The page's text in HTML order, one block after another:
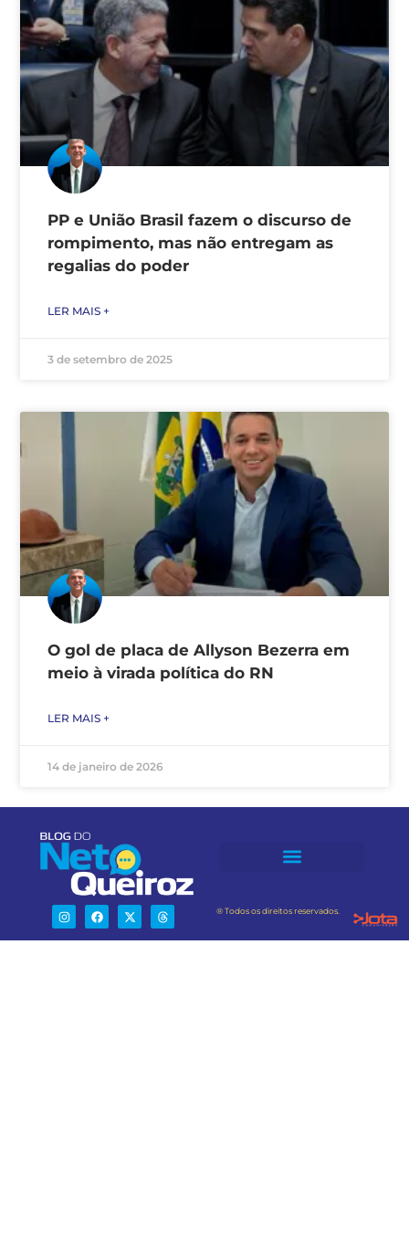
PP e União Brasil fazem o discurso de
rompimento, mas não entregam as
regalias do poder
LER MAIS +
3 de setembro de 2025
O gol de placa de Allyson Bezerra em
meio à virada política do RN
LER MAIS +
14 de janeiro de 2026
® Todos os direitos reservados.